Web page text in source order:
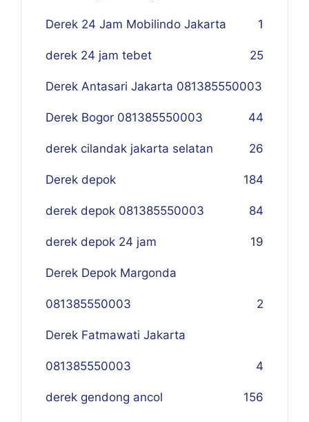
Derek 24 Jam Mobilindo Jakarta 1
derek 24 jam tebet 25
Derek Antasari Jakarta 081385550003
4
Derek Bogor 081385550003 4
derek cilandak jakarta selatan 26
Derek depok 184
derek depok 081385550003 84
derek depok 24 jam 19
Derek Depok Margonda
081385550003 2
Derek Fatmawati Jakarta
081385550003 4
derek gendong ancol 156